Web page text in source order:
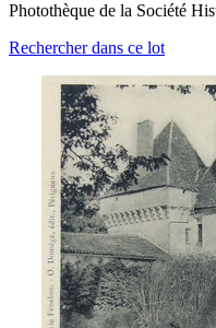
Photothèque de la Société
Rechercher dans ce lot